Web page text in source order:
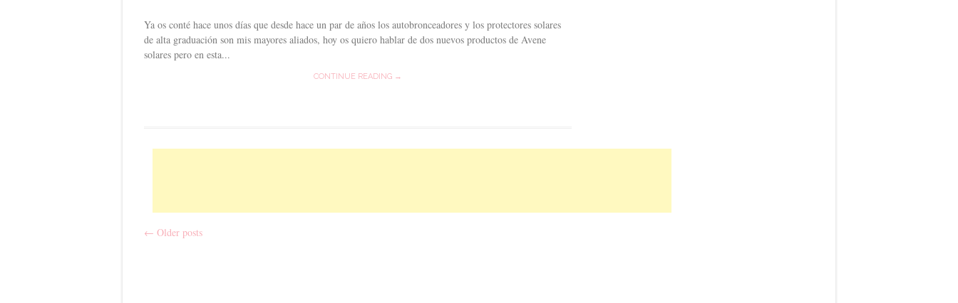
Ya os conté hace unos días que desde hace un par de años los autobronceadores y los protectores solares
de alta graduación son mis mayores aliados, hoy os quiero hablar de dos nuevos productos de Avene
solares pero en esta...
CONTINUE READING →
← Older posts